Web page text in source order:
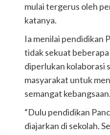
mulai tergerus oleh
katanya.
Ia menilai pendidikan
tidak sekuat
diperlukan kolaborasi
masyarakat untuk
semangat kebangsaan.
“Dulu pendidikan
diajarkan di sekolah.